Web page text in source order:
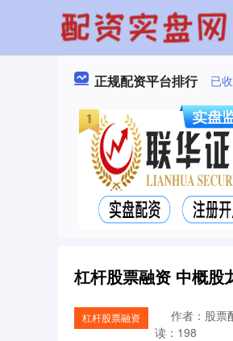
正规配资平台排行 已
杠杆股票融资 中概股
杠杆股票融资 作者：股票
读：198